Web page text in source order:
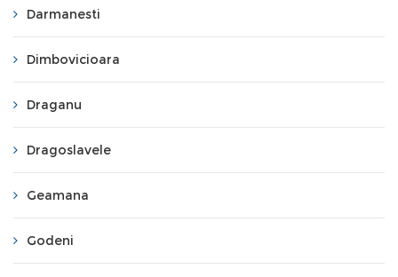
Darmanesti
Dimbovicioara
Draganu
Dragoslavele
Geamana
Godeni